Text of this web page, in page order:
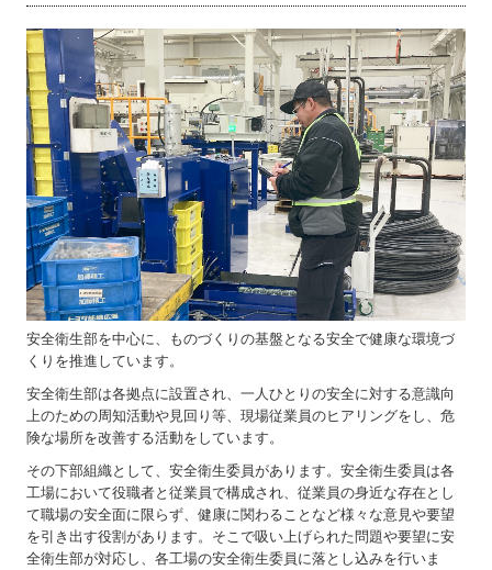
安全衛生部を中心に、ものづくりの基盤となる安全で健康な環境づ
くりを推進しています。
安全衛生部は各拠点に設置され、一人ひとりの安全に対する意識向
上のための周知活動や見回り等、現場従業員のヒアリングをし、危
険な場所を改善する活動をしています。
その下部組織として、安全衛生委員があります。安全衛生委員は各
工場において役職者と従業員で構成され、従業員の身近な存在とし
て職場の安全面に限らず、健康に関わることなど様々な意見や要望
を引き出す役割があります。そこで吸い上げられた問題や要望に安
全衛生部が対応し、各工場の安全衛生委員に落とし込みを行いま